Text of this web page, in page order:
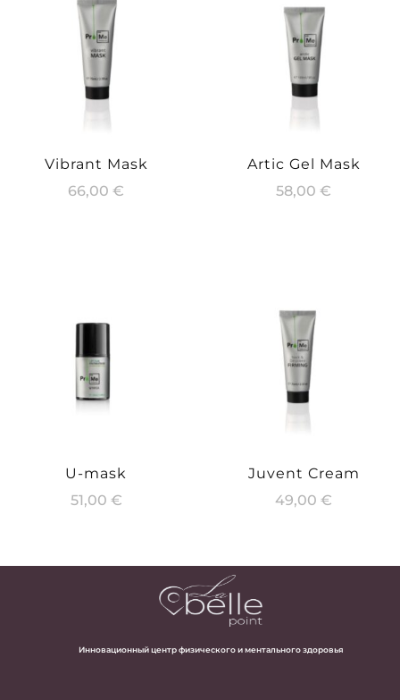
Vibrant Mask
66,00€
Artic Gel Mask
58,00€
U-mask
51,00 €
Juvent Cream
49,00€
Инновационный центр физического и ментального здоровья